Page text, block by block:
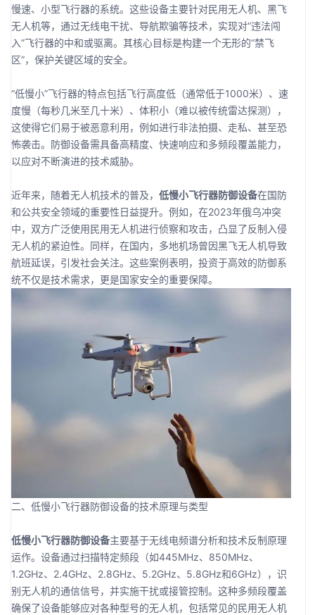
慢速、小型飞行器的系统。这些设备主要针对民用无人机、黑飞
无人机等，通过无线电干扰、导航欺骗等技术，实现对“违法闯
入”飞行器的中和或驱离。其核心目标是构建一个无形的“禁飞
区”，保护关键区域的安全。
“低慢小”飞行器的特点包括飞行高度低（通常低于1000米）、速
度慢（每秒几米至几十米）、体积小（难以被传统雷达探测），
这使得它们易于被恶意利用，例如进行非法拍摄、走私、甚至恐
怖袭击。防御设备需具备高精度、快速响应和多频段覆盖能力，
以应对不断演进的技术威胁。
近年来，随着无人机技术的普及， 低慢小飞行器防御设备在国防
和公共安全领域的重要性日益提升。例如，在2023年俄乌冲突
中，双方广泛使用民用无人机进行侦察和攻击，凸显了反制入侵
无人机的紧迫性。同样，在国内，多地机场曾因黑飞无人机导致
航班延误，引发社会关注。这些案例表明，投资于高效的防御系
统不仅是技术需求，更是国家安全的重要保障。
二、低慢小飞行器防御设备的技术原理与类型
低慢小飞行器防御设备主要基于无线电频谱分析和技术反制原理
运作。设备通过扫描特定频段（如445MHz、850MHz、
1.2GHz、2.4GHz、2.8GHz、5.2GHz、5.8GHz和6GHz），识
别无人机的通信信号，并实施干扰或接管控制。这种多频段覆盖
确保了设备能够应对各种型号的无人机，包括常见的民用无人机